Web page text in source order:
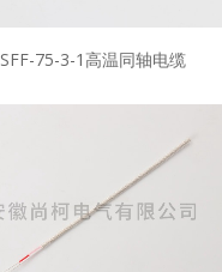
SFF-75-3-1高温同轴电缆